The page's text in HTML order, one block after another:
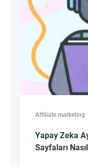
Affiliate marketing
Yapay Zeka
Sayfaları